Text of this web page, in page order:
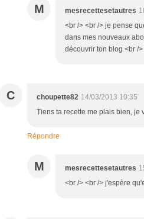
M mesrecettesetautres
<br /> <br /> je pense
dans mes nouveaux
découvrir ton blog <br /
C choupette82 14/03/2013 10:35
Tiens ta recette me plais bien, je
Répondre
M mesrecettesetautres
<br /> <br /> j'espère